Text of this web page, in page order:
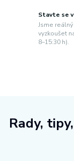
Stavte se
Jsme
vyzkoušet
8–15:30 h).
Rady,